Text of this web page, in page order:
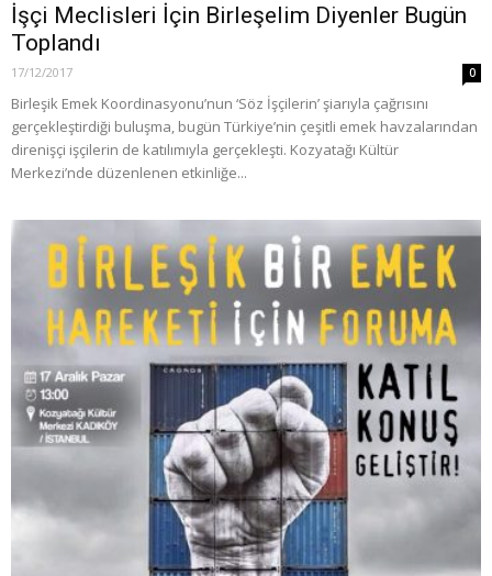
İşçi Meclisleri İçin Birleşelim Diyenler Bugün
Toplandı
17/12/2017 0
Birleşik Emek Koordinasyonu’nun ‘Söz İşçilerin’ şiarıyla çağrısını
gerçekleştirdiği buluşma, bugün Türkiye’nin çeşitli emek havzalarından
direnişçi işçilerin de katılımıyla gerçekleşti. Kozyatağı Kültür
Merkezi’nde düzenlenen etkinliğe...